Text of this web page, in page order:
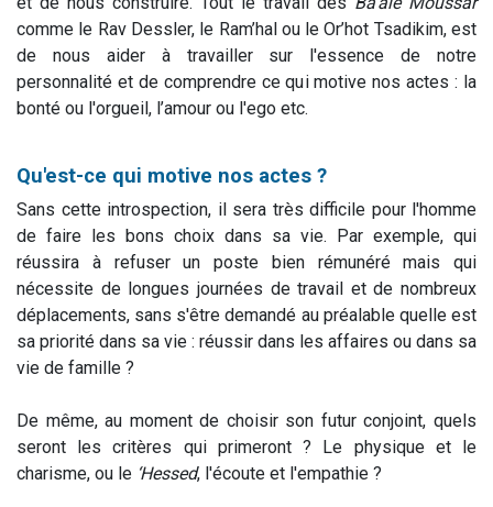
comme le Rav Dessler, le Ram’hal ou le Or’hot Tsadikim, est
de nous aider à travailler sur l'essence de notre
personnalité et de comprendre ce qui motive nos actes : la
bonté ou l'orgueil, l’amour ou l'ego etc.
Qu'est-ce qui motive nos actes ?
Sans cette introspection, il sera très difficile pour l'homme
de faire les bons choix dans sa vie. Par exemple, qui
réussira à refuser un poste bien rémunéré mais qui
nécessite de longues journées de travail et de nombreux
déplacements, sans s'être demandé au préalable quelle est
sa priorité dans sa vie : réussir dans les affaires ou dans sa
vie de famille ?
De même, au moment de choisir son futur conjoint, quels
seront les critères qui primeront ? Le physique et le
charisme, ou le ‘Hessed, l'écoute et l'empathie ?